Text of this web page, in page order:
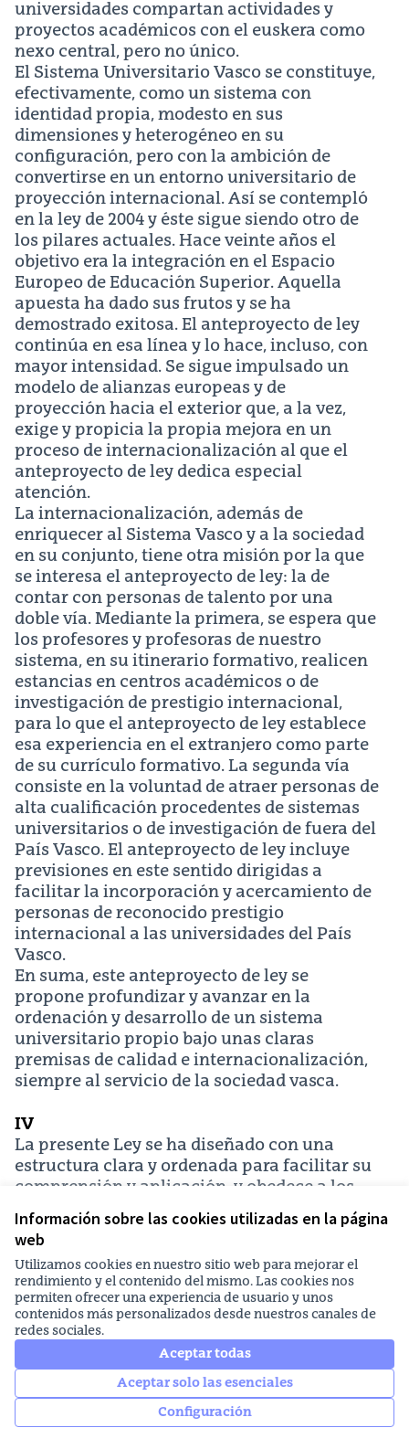
Información sobre las cookies utilizadas en la página
web
Utilizamos cookies en nuestro sitio web para mejorar el
rendimiento y el contenido del mismo. Las cookies nos
permiten ofrecer una experiencia de usuario y unos
contenidos más personalizados desde nuestros canales de
redes sociales.
Aceptar todas
Aceptar solo las esenciales
Configuración
universidades compartan actividades y
proyectos académicos con el euskera como
nexo central, pero no único.
El Sistema Universitario Vasco se constituye,
efectivamente, como un sistema con
identidad propia, modesto en sus
dimensiones y heterogéneo en su
configuración, pero con la ambición de
convertirse en un entorno universitario de
proyección internacional. Así se contempló
en la ley de 2004 y éste sigue siendo otro de
los pilares actuales. Hace veinte años el
objetivo era la integración en el Espacio
Europeo de Educación Superior. Aquella
apuesta ha dado sus frutos y se ha
demostrado exitosa. El anteproyecto de ley
continúa en esa línea y lo hace, incluso, con
mayor intensidad. Se sigue impulsado un
modelo de alianzas europeas y de
proyección hacia el exterior que, a la vez,
exige y propicia la propia mejora en un
proceso de internacionalización al que el
anteproyecto de ley dedica especial
atención.
La internacionalización, además de
enriquecer al Sistema Vasco y a la sociedad
en su conjunto, tiene otra misión por la que
se interesa el anteproyecto de ley: la de
contar con personas de talento por una
doble vía. Mediante la primera, se espera que
los profesores y profesoras de nuestro
sistema, en su itinerario formativo, realicen
estancias en centros académicos o de
investigación de prestigio internacional,
para lo que el anteproyecto de ley establece
esa experiencia en el extranjero como parte
de su currículo formativo. La segunda vía
consiste en la voluntad de atraer personas de
alta cualificación procedentes de sistemas
universitarios o de investigación de fuera del
País Vasco. El anteproyecto de ley incluye
previsiones en este sentido dirigidas a
facilitar la incorporación y acercamiento de
personas de reconocido prestigio
internacional a las universidades del País
Vasco.
En suma, este anteproyecto de ley se
propone profundizar y avanzar en la
ordenación y desarrollo de un sistema
universitario propio bajo unas claras
premisas de calidad e internacionalización,
siempre al servicio de la sociedad vasca.
IV
La presente Ley se ha diseñado con una
estructura clara y ordenada para facilitar su
comprensión y aplicación, y obedece a los
dos objetivos que persigue: la ordenación y
coordinación del Sistema Universitario
Vasco, por un lado, y la regulación de la
actividad universitaria que se realiza en la
CAPV, por el otro.
En su primer objetivo, la organización del
anteproyecto de ley responde a una lógica
progresiva que conduce del Título I al IX:
comienza estableciendo los principios
generales que inspiran el Sistema
Universitario Vasco, continúa regulando sus